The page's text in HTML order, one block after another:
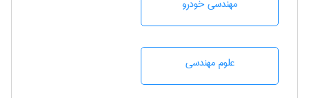
مهندسی خودرو
علوم مهندسی